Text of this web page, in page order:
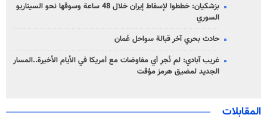
بزشكيان: خططوا لإسقاط إيران خلال 48 ساعة وسوقها نحو السيناريو
السوري
حادث بحري آخر قبالة سواحل عُمان
غريب آبادي: لم نُجرِ أي مفاوضات مع أمريكا في الأيام الأخيرة..المسار
الجديد لمضيق هرمز مؤقت
المقابلات